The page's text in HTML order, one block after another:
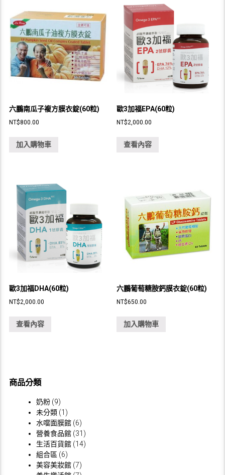
六鵬南瓜子複方膜衣錠(60粒)
NT$800.00
加入購物車
歐3加福EPA(60粒)
NT$2,000.00
查看內容
歐3加福DHA(60粒)
NT$2,000.00
查看內容
六鵬葡萄糖胺鈣膜衣錠(60粒)
NT$650.00
加入購物車
商品分類
奶粉 (9)
未分類 (1)
水噹面膜館 (6)
營養食品館 (31)
生活百貨館 (14)
組合區 (6)
美容美妝館 (7)